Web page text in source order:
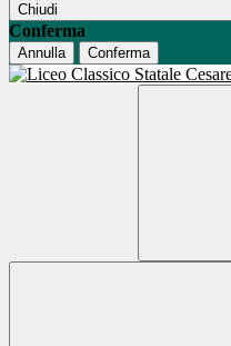
Chiudi
Conferma
Annulla Conferma